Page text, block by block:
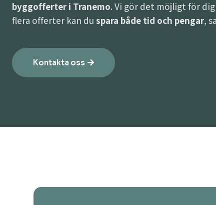
byggofferter i Tranemo. Vi gör det möjligt för
flera offerter kan du spara både tid och pengar,
Kontakta oss